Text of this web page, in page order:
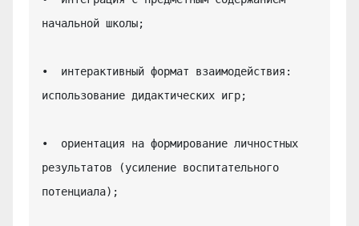
начальной школы;
•  интерактивный формат взаимодействия:
использование дидактических игр;
•  ориентация на формирование личностных
результатов (усиление воспитательного
потенциала);